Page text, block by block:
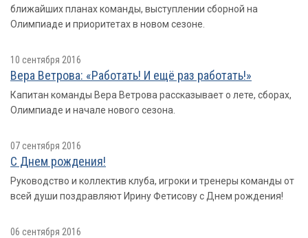
ближайших планах команды, выступлении сборной на
Олимпиаде и приоритетах в новом сезоне.
10 сентября 2016
Вера Ветрова: «Работать! И ещё раз работать!»
Капитан команды Вера Ветрова рассказывает о лете, сборах,
Олимпиаде и начале нового сезона.
07 сентября 2016
С Днем рождения!
Руководство и коллектив клуба, игроки и тренеры команды от
всей души поздравляют Ирину Фетисову с Днем рождения!
06 сентября 2016